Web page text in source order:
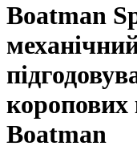
Boatman
коропових
Boatman